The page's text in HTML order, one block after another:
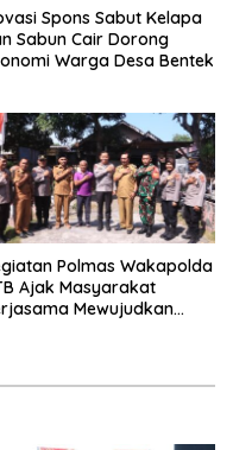
Spons Sabut Kelapa
Sabun Cair Dorong
Warga Desa Bentek
Polmas Wakapolda
Ajak Masyarakat
Mewujudkan